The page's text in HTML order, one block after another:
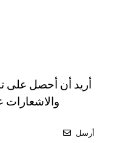
أريد أن أحصل على
والاشعارات
أرسل